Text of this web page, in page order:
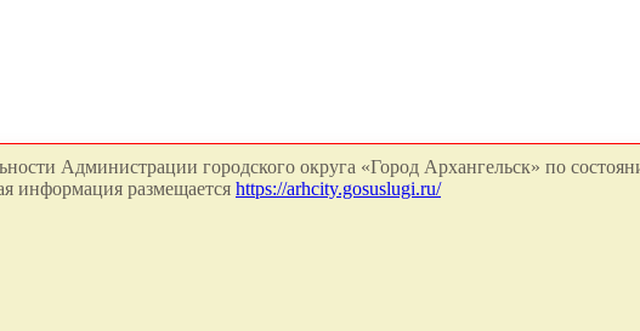
Администрации городского округа «Город Архангельск» по
информация размещается https://arhcity.gosuslugi.ru/